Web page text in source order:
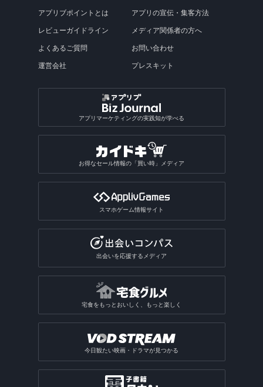
アプリブポイントとは
レビューガイドライン
よくあるご質問
運営会社
アプリの宣伝・集客方法
メディア関係者の方へ
お問い合わせ
プレスキット
アプリマーケティングの実践知が学べる
お得なセール情報の「買い時」メディア
スマホゲーム情報サイト
出会いを応援するメディア
宅食をもっとおいしく、もっと楽しく
今日観たい映画・ドラマが見つかる